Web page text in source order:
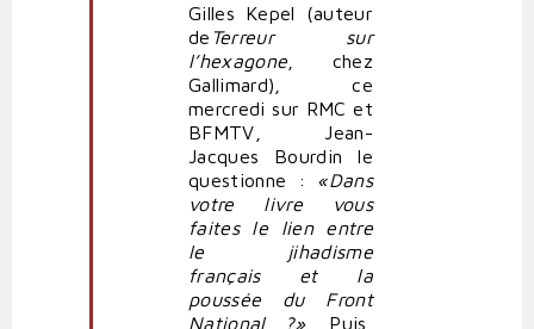
rapprocheGilles Kepel (auteur
de Terreur sur
l’hexagone , chez
Gallimard), ce
mercredi sur RMC et
BFMTV, Jean-
Jacques Bourdin le
questionne : «Dans
votre livre vous
faites le lien entre
le jihadisme
français et la
poussée du Front
National ?». Puis,